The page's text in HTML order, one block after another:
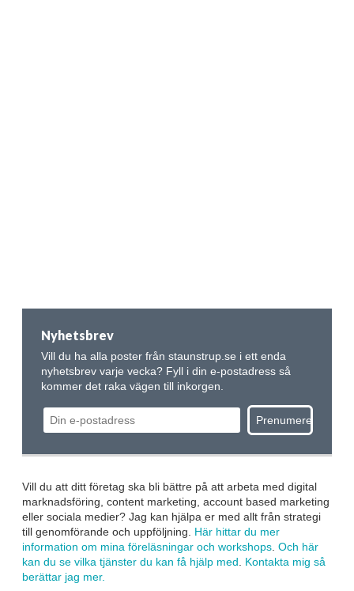
Nyhetsbrev
Vill du ha alla poster från staunstrup.se i ett enda
nyhetsbrev varje vecka? Fyll i din e-postadress så
kommer det raka vägen till inkorgen.
Vill du att ditt företag ska bli bättre på att arbeta med digital
marknadsföring, content marketing, account based marketing
eller sociala medier? Jag kan hjälpa er med allt från strategi
till genomförande och uppföljning. Här hittar du mer
information om mina föreläsningar och workshops Och här
kan du se vilka tjänster du kan få hjälp med
Kontakta mig så
berättar jag mer.